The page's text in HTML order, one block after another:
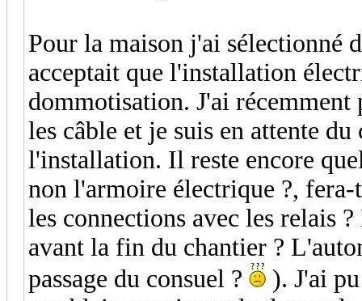
Pour la maison j'ai sélectionné
acceptait que l'installation
dommotisation. J'ai
les câble et je suis en attente
l'installation. Il reste encore
non l'armoire électrique ?,
les connections avec les relais
avant la fin du chantier ?
passage du consuel ?
). J'ai